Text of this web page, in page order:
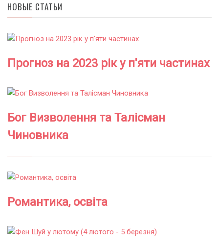
НОВЫЕ СТАТЬИ
Прогноз на 2023 рік у п'яти частинах
Бог Визволення та Талісман
Чиновника
Романтика, освіта